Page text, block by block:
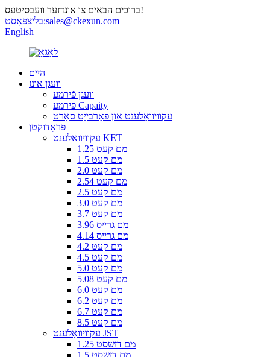
ברוכים הבאים צו אונדזער וועבסיטעס!
בליצפּאָסט:sales@ckexun.com
English
היים
וועגן אונז
וועגן פֿירמע
פירמע Capaity
עקוויוואַלענט און פאַרבייַט סאָרט
פּראָדוקטן
עקוויוואַלענט KET
1.25 מם קעט
1.5 מם קעט
2.0 מם קעט
2.54 מם קעט
2.5 מם קעט
3.0 מם קעט
3.7 מם קעט
3.96 מם גרייס
4.14 מם גרייס
4.2 מם קעט
4.5 מם קעט
5.0 מם קעט
5.08 מם קעט
6.0 מם קעט
6.2 מם קעט
6.7 מם קעט
8.5 מם קעט
עקוויוואַלענט JST
1.25 מם דזשסט
1.5 מם דזשסט